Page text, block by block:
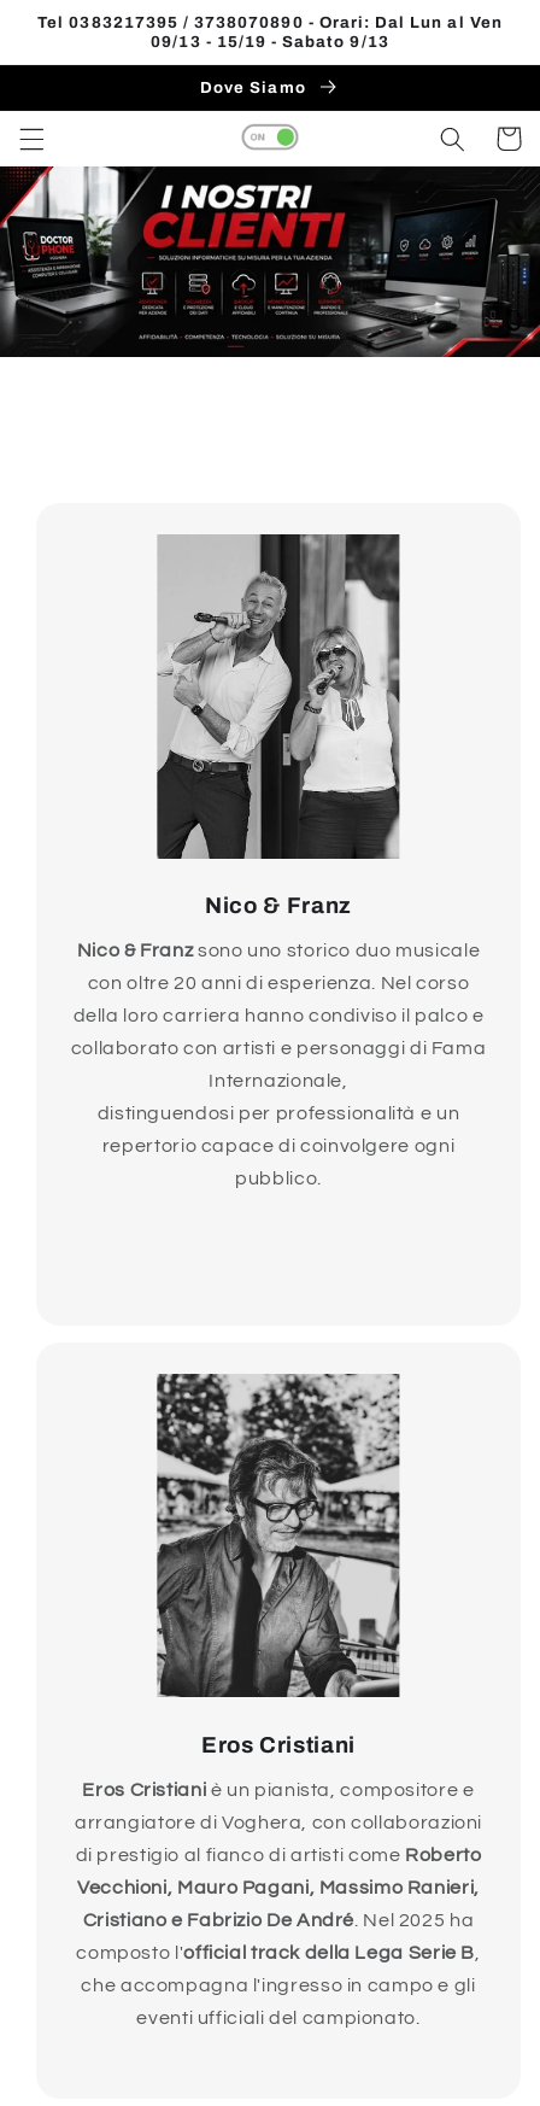
direttamente
Tel 0383217395 / 3738070890 - Orari: Dal Lun al Ven
09/13 - 15/19 - Sabato 9/13
Dove Siamo
Carrello
Nico & Franz
Nico & Franzsono uno storico duo musicale
con oltre 20 anni di esperienza. Nel corso
della loro carriera hanno condiviso il palco e
collaborato con artisti e personaggi di Fama
Internazionale,
distinguendosi per professionalità e un
repertorio capace di coinvolgere ogni
pubblico.
Eros Cristiani
Eros Cristiani è un pianista, compositore e
arrangiatore di Voghera, con collaborazioni
di prestigio al fianco di artisti come Roberto
Vecchioni, Mauro Pagani, Massimo Ranieri,
Cristiano e Fabrizio De André . Nel 2025 ha
composto l'official track della Lega Serie B
che accompagna l'ingresso in campo e gli
eventi ufficiali del campionato.